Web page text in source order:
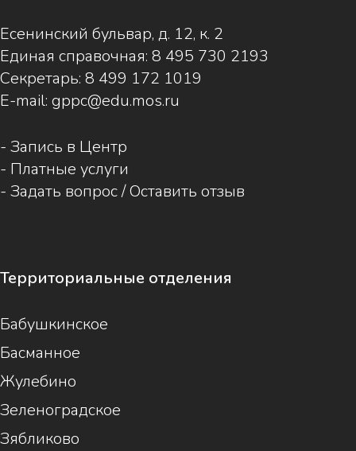
Есенинский бульвар, д. 12, к. 2
Единая справочная: 8 495 730 2193
Секретарь: 8 499 172 1019
E-mail: gppc@edu.mos.ru
- Запись в Центр
- Платные услуги
- Задать вопрос / Оставить отзыв
Территориальные отделения
Бабушкинское
Басманное
Жулебино
Зеленоградское
Зябликово